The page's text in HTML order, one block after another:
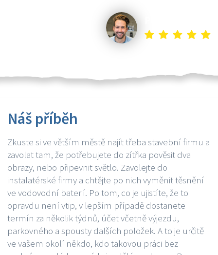
Náš příběh
Zkuste si ve větším městě najít třeba stavební firmu a
zavolat tam, že potřebujete do zítřka pověsit dva
obrazy, nebo připevnit světlo. Zavolejte do
instalatérské firmy a chtějte po nich vyměnit těsnění
ve vodovodní baterií. Po tom, co je ujistíte, že to
opravdu není vtip, v lepším případě dostanete
termín za několik týdnů, účet včetně výjezdu,
parkovného a spousty dalších položek. A to je určitě
ve vašem okolí někdo, kdo takovou práci bez